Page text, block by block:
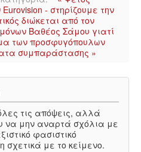
- στηρίζουμε την
διώκεται από τον
Βαθέος Σάμου γιατί
των προσφυγόπουλων
συμπαράστασης »
τις απόψεις, αλλά
να μην αναρτά σχόλια με
φασιστικό
σχετικά με το κείμενο.